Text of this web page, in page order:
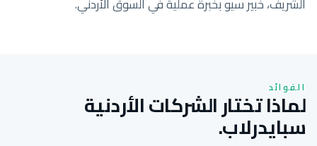
الفوائد
لماذا تختار الشركات الأردنية
سبايدرلاب.